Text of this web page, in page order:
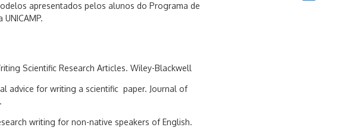
apresentados pelos alunos do Programa de
Scientific Research Articles. Wiley-Blackwell
advice for writing a scientific paper. Journal of
writing for non-native speakers of English.